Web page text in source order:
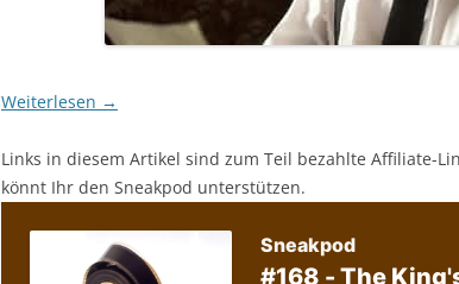
Weiterlesen →
Links in diesem Artikel sind zum Teil bezahlte Affiliate-
könnt Ihr den Sneakpod unterstützen.